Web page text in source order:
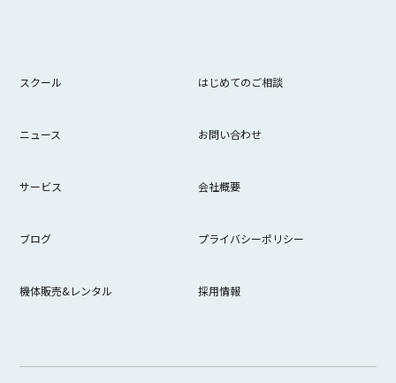
スクール はじめてのご相談
ニュース お問い合わせ
サービス 会社概要
ブログ プライバシーポリシー
機体販売&レンタル 採用情報